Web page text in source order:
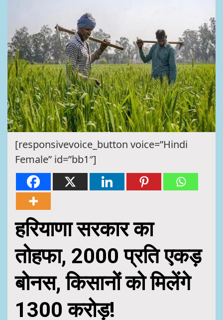
[responsivevoice_button voice=”Hindi
Female” id=”bb1″]
हरियाणा सरकार का
तोहफा, 2000 प्रति एकड़
बोनस, किसानों को मिलेंगे
1300 करोड़!